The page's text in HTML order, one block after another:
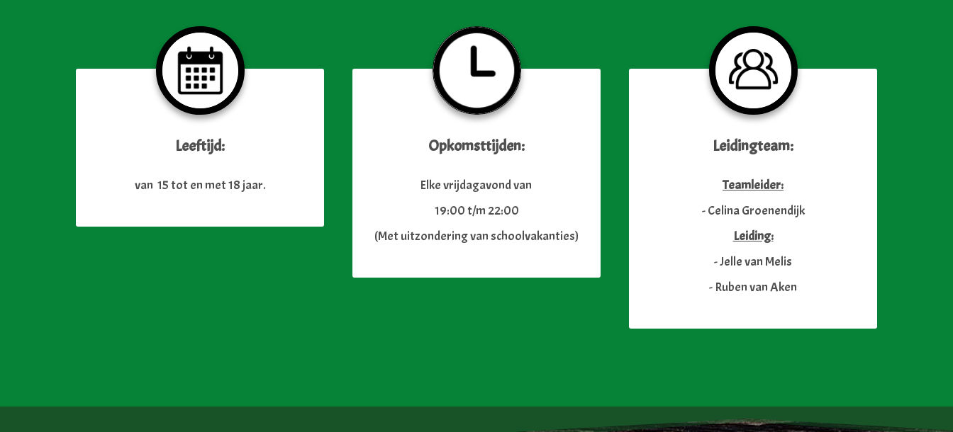
Leeftijd:
van 15 tot en met 18 jaar.
Opkomsttijden:
Elke vrijdagavond van
19:00 t/m 22:00
(Met uitzondering van schoolvakanties)
Leidingteam:
Teamleider:
- Celina Groenendijk
Leiding:
- Jelle van Melis
- Ruben van Aken